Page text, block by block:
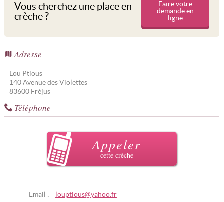
Vous cherchez une place en
crèche ?
Faire votre
demande en
ligne
Adresse
Lou Ptious
140 Avenue des Violettes
83600 Fréjus
Téléphone
Appeler
cette crèche
Email : louptious@yahoo.fr